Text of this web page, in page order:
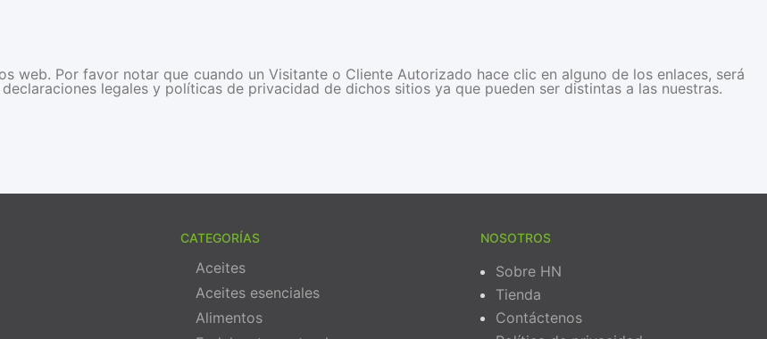
web. Por favor notar que cuando un Visitante o Cliente Autorizado hace clic en alguno de los enlaces, será
legales y políticas de privacidad de dichos sitios ya que pueden ser distintas a las nuestras.
CATEGORÍAS
Aceites
Aceites esenciales
Alimentos
NOSOTROS
Sobre HN
Tienda
Contáctenos